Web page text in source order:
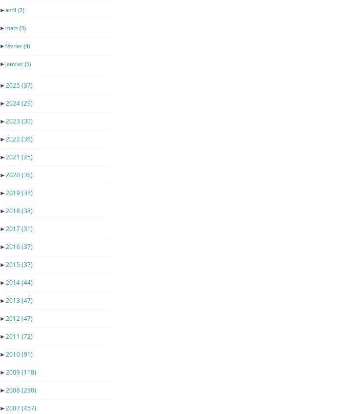
►avril (2)
► mars (3)
►février(4)
► janvier(5)
►2025(37)
►2024(29)
►2023 (30)
►2022(36)
►2021 (25)
►2020(36)
►2019(33)
►2018(38)
►2017(31)
►2016(37)
►2015(37)
►2014(44)
►2013 (47)
►2012(47)
►2011 (72)
►2010(91)
►2009(118)
►2008(230)
►2007(457)